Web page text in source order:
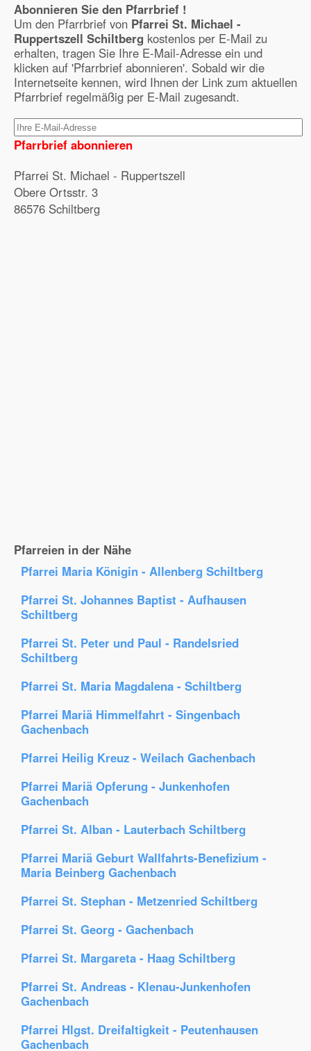
Abonnieren Sie den Pfarrbrief !
Um den Pfarrbrief von Pfarrei St. Michael -
Ruppertszell Schiltberg kostenlos per E-Mail zu
erhalten, tragen Sie Ihre E-Mail-Adresse ein und
klicken auf 'Pfarrbrief abonnieren'. Sobald wir die
Internetseite kennen, wird Ihnen der Link zum aktuellen
Pfarrbrief regelmäßig per E-Mail zugesandt.
Pfarrbrief abonnieren
Pfarrei St. Michael - Ruppertszell
Obere Ortsstr. 3
86576 Schiltberg
Pfarreien in der Nähe
Pfarrei Maria Königin - Allenberg Schiltberg
Pfarrei St. Johannes Baptist - Aufhausen
Schiltberg
Pfarrei St. Peter und Paul - Randelsried
Schiltberg
Pfarrei St. Maria Magdalena - Schiltberg
Pfarrei Mariä Himmelfahrt - Singenbach
Gachenbach
Pfarrei Heilig Kreuz - Weilach Gachenbach
Pfarrei Mariä Opferung - Junkenhofen
Gachenbach
Pfarrei St. Alban - Lauterbach Schiltberg
Pfarrei Mariä Geburt Wallfahrts-Benefizium -
Maria Beinberg Gachenbach
Pfarrei St. Stephan - Metzenried Schiltberg
Pfarrei St. Georg - Gachenbach
Pfarrei St. Margareta - Haag Schiltberg
Pfarrei St. Andreas - Klenau-Junkenhofen
Gachenbach
Pfarrei Hlgst. Dreifaltigkeit - Peutenhausen
Gachenbach